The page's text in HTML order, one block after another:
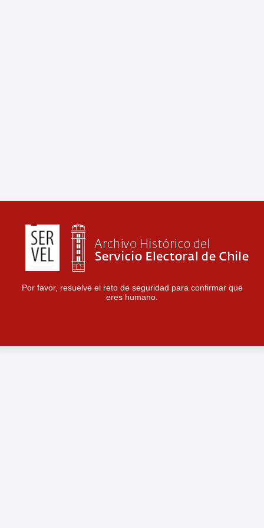
Por favor, resuelve el reto de seguridad para confirmar que
eres humano.